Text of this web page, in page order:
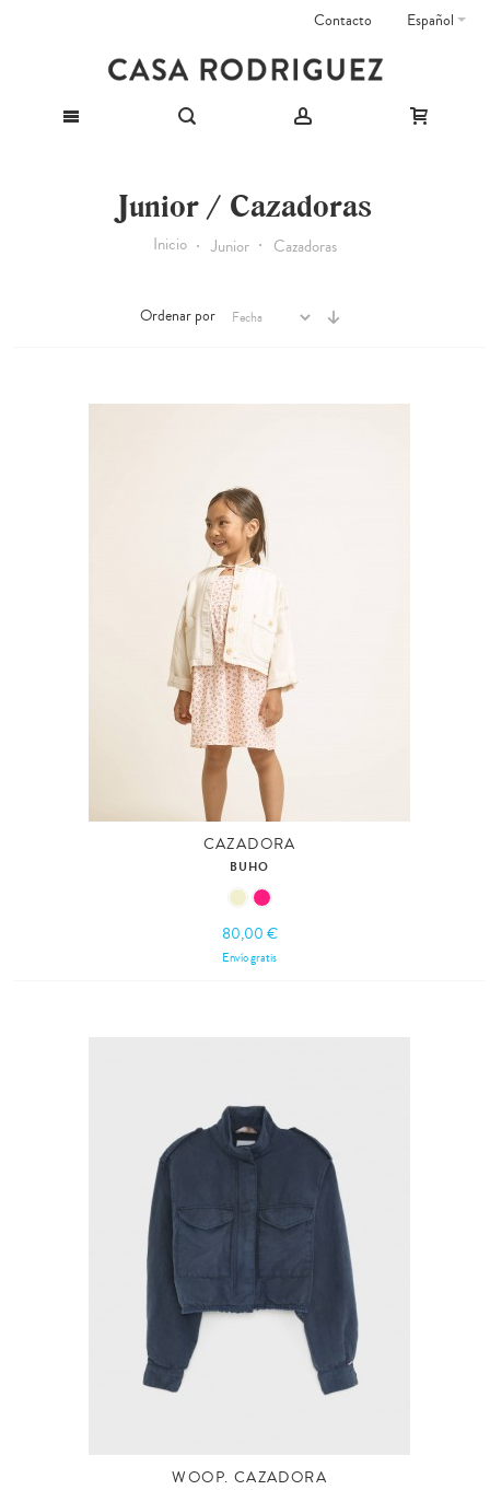
Español
Contacto
Junior / Cazadoras
Inicio Junior Cazadoras
Ordenar por
CAZADORA
BUHO
80,00 €
Envío gratis
WOOP. CAZADORA